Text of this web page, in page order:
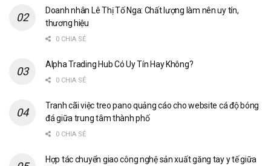
Doanh nhân Lê Thị Tố Nga: Chất lượng làm nên uy tín,
thương hiệu
0 CHIA SẺ
Alpha Trading Hub Có Uy Tín Hay Không?
0 CHIA SẺ
Tranh cãi việc treo pano quảng cáo cho website cá độ bóng
đá giữa trung tâm thành phố
0 CHIA SẺ
Hợp tác chuyển giao công nghệ sản xuất găng tay y tế giữa